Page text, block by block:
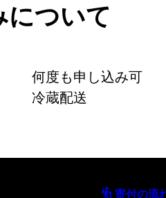
について
何度も申し込み可
冷蔵配送
寄付の流